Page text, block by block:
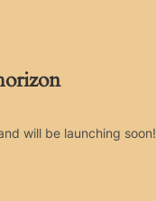
will be launching soon!